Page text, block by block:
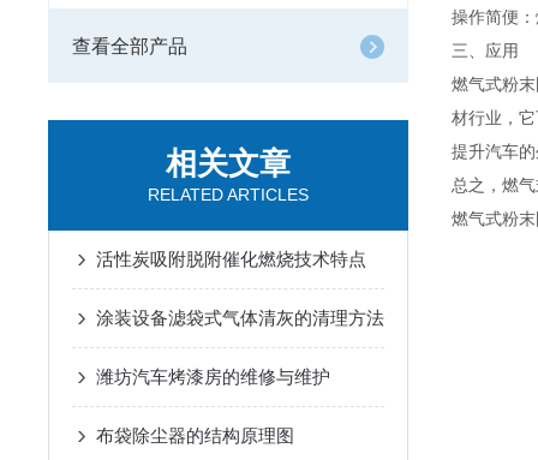
查看全部产品
相关文章
RELATED ARTICLES
活性炭吸附脱附催化燃烧技术特点
涂装设备滤袋式气体清灰的清理方法
潍坊汽车烤漆房的维修与维护
布袋除尘器的结构原理图
操作简便
三、应用
燃气式粉
材行业，
提升汽车
总之，燃
燃气式粉